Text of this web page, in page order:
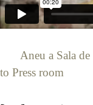
Aneu a Sala de
to Press room